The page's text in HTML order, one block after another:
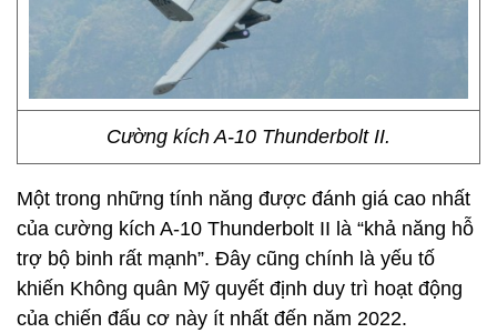
Cường kích A-10 Thunderbolt II.
Một trong những tính năng được đánh giá cao nhất
của cường kích A-10 Thunderbolt II là “khả năng hỗ
trợ bộ binh rất mạnh”. Đây cũng chính là yếu tố
khiến Không quân Mỹ quyết định duy trì hoạt động
của chiến đấu cơ này ít nhất đến năm 2022.